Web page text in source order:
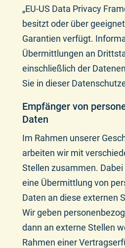
„EU-US Data Privacy
besitzt oder über
Garantien verfügt.
Übermittlungen an
einschließlich der
Sie in dieser
Empfänger von
Daten
Im Rahmen unserer
arbeiten wir mit
Stellen zusammen.
eine Übermittlung von
Daten an diese externen
Wir geben
dann an externe Stellen
Rahmen einer